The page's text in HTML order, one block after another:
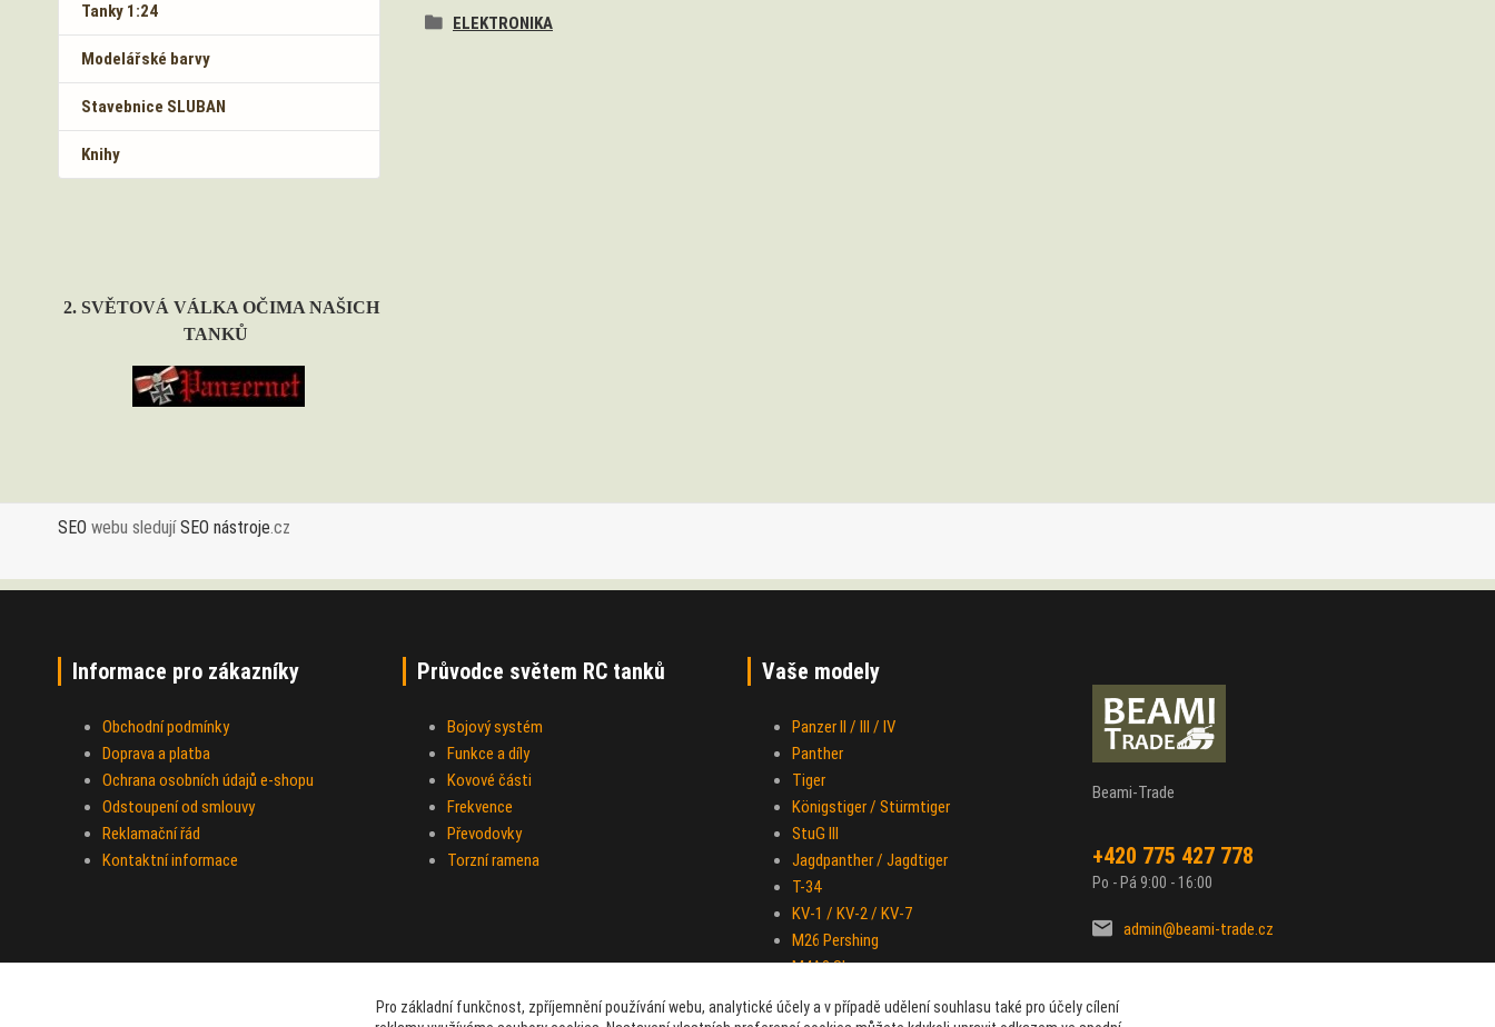
Tanky 1:24
Modelářské barvy
Stavebnice SLUBAN
Knihy
2. SVĚTOVÁ VÁLKA OČIMA NAŠICH
TANKŮ
ELEKTRONIKA
SEO webu sledujíSEO nástroje.cz
Informace pro zákazníky
Obchodní podmínky
Doprava a platba
Ochrana osobních údajů e-shopu
Odstoupení od smlouvy
Reklamační řád
Kontaktní informace
Průvodce světem RC tanků
Bojový systém
Funkce a díly
Kovové části
Frekvence
Převodovky
Torzní ramena
Vaše modely
Panzer II / III / IV
Panther
Tiger
Königstiger / Stürmtiger
StuG III
Jagdpanther / Jagdtiger
T-34
KV-1 / KV-2 / KV-7
M26 Pershing
M4A3 Sherman
Half-track M-16
Beami-Trade
+420 775 427 778
Po - Pá 9:00 - 16:00
admin@beami-trade.cz
Pro základní funkčnost, zpříjemnění používání webu, analytické účely a v případě udělení souhlasu také pro účely cílení